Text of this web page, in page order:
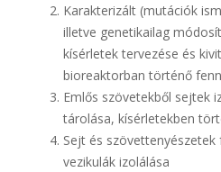
Karakterizált (mutációk
illetve genetikailag
kísérletek tervezése és
bioreaktorban történő
Emlős szövetekből sejtek
tárolása, kísérletekben
Sejt és
vezikulák izolálása